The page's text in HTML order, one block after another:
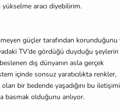
aracı diyebilirim.
güçler tarafından korunduğunu
TV’de gördüğü duyduğu şeylerin
dış dünyanın asla gerçek
içinde sonsuz yaratıcılıkta renkler,
bir bedende yaşadığını bu iletişimi
basmak olduğunu anlıyor.